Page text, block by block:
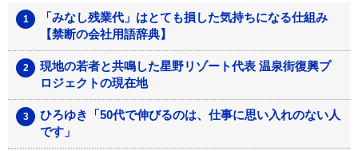
「みなし残業代」はとても損した気持ちになる仕組み
【禁断の会社用語辞典】
現地の若者と共鳴した星野リゾート代表 温泉街復興プ
ロジェクトの現在地
ひろゆき「50代で伸びるのは、仕事に思い入れのない人
です」